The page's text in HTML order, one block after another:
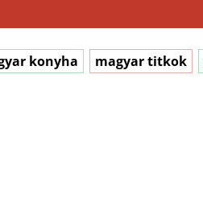
konyha magyar titkok